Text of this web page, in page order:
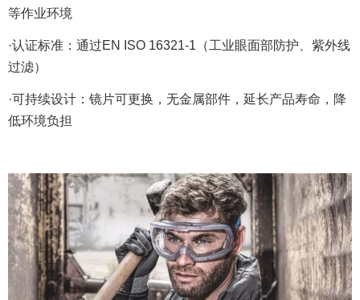
等作业环境
·认证标准：通过EN ISO 16321-1（工业眼面部防护、紫外线
过滤）
·可持续设计：镜片可更换，无金属部件，延长产品寿命，降
低环境负担